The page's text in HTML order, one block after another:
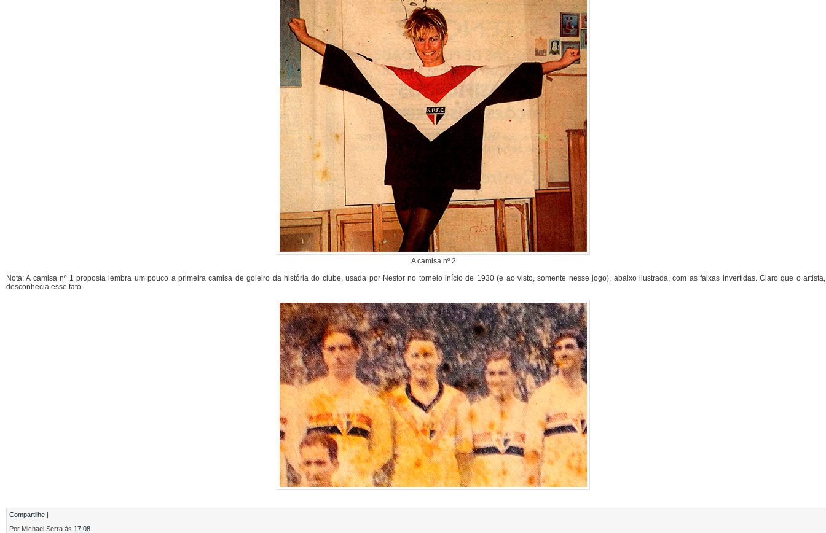
A camisa nº 2
Nota: A camisa nº 1 proposta lembra um pouco a primeira camisa de goleiro da história do clube, usada por Nestor no torneio início de 1930 (e ao visto, somente nesse jogo), abaixo ilustrada, com as faixas invertidas. Claro que o
desconhecia esse fato.
Compartilhe |
Por Michael Serra às 17:08